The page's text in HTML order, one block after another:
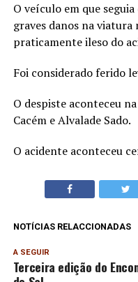
O veículo em que
graves danos na viatura
praticamente ileso do
Foi considerado ferido
O despiste aconteceu
Cacém e Alvalade Sado.
O acidente aconteceu
NOTÍCIAS RELACCIONADAS
A SEGUIR
Terceira edição do